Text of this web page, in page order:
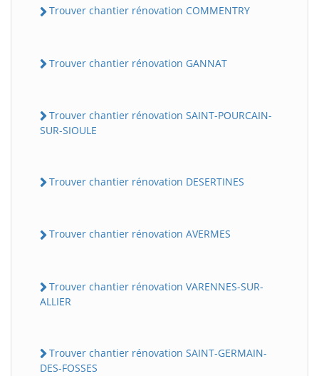
Trouver chantier rénovation COMMENTRY
Trouver chantier rénovation GANNAT
Trouver chantier rénovation SAINT-POURCAIN-
SUR-SIOULE
Trouver chantier rénovation DESERTINES
Trouver chantier rénovation AVERMES
Trouver chantier rénovation VARENNES-SUR-
ALLIER
Trouver chantier rénovation SAINT-GERMAIN-
DES-FOSSES